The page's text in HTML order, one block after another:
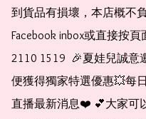
到貨品有損壞，本店概不
Facebook inbox或直接按
2110 1519  🎉夏娃兒誠意
便獲得獨家特選優惠💥每
直播最新消息❤️ 💕大家可